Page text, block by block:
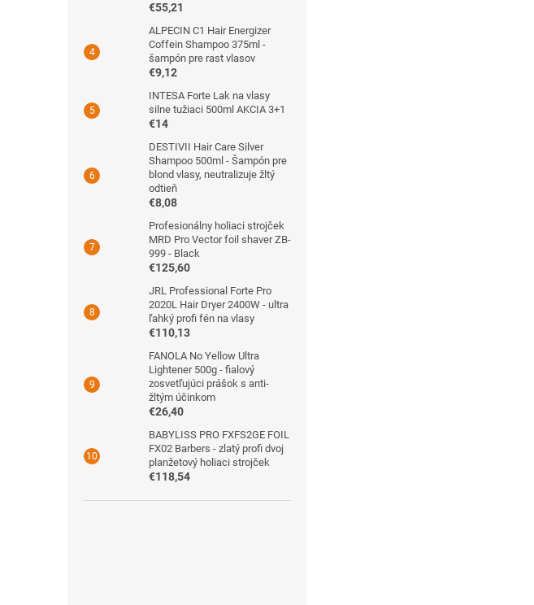
€55,21
ALPECIN C1 Hair Energizer
Coffein Shampoo 375ml -
šampón pre rast vlasov
€9,12
INTESA Forte Lak na vlasy
silne tužiaci 500ml AKCIA 3+1
€14
DESTIVII Hair Care Silver
Shampoo 500ml - Šampón pre
blond vlasy, neutralizuje žltý
odtieň
€8,08
Profesionálny holiaci strojček
MRD Pro Vector foil shaver ZB-
999 - Black
€125,60
JRL Professional Forte Pro
2020L Hair Dryer 2400W - ultra
ľahký profi fén na vlasy
€110,13
FANOLA No Yellow Ultra
Lightener 500g - fialový
zosvetľujúci prášok s anti-
žltým účinkom
€26,40
BABYLISS PRO FXFS2GE FOIL
FX02 Barbers - zlatý profi dvoj
planžetový holiaci strojček
€118,54